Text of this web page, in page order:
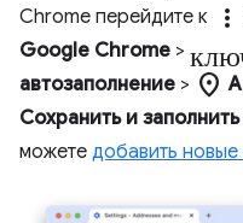
Chrome перейдите к
more_vert
Google Chrome >
автозаполнение > location_on
Сохранить и
можете добавить